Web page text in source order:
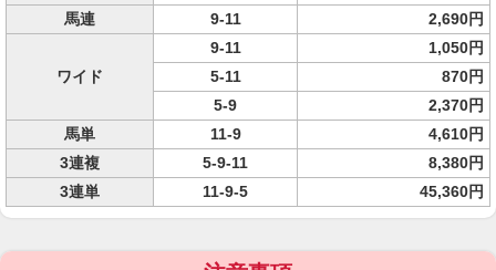
馬連
9-11 2,690円
ワイド
9-11
1,050円
5-11
870円
5-9
2,370円
馬単
11-9
4,610円
3連複
5-9-11
8,380円
3連単
11-9-5 45,360円